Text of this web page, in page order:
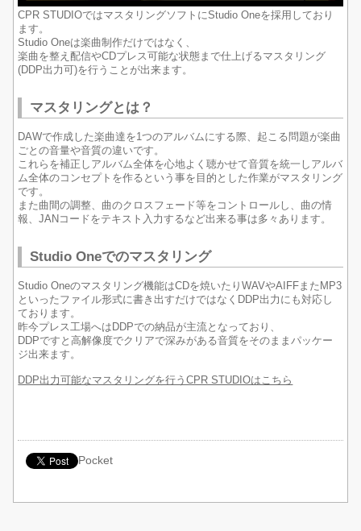
CPR STUDIOではマスタリングソフトにStudio Oneを採用しており
ます。
Studio Oneは楽曲制作だけではなく、
楽曲を整え配信やCDプレス可能な状態まで仕上げるマスタリング
(DDP出力可)を行うことが出来ます。
マスタリングとは？
DAWで作成した楽曲達を1つのアルバムにする際、起こる問題が楽曲
ごとの音量や音質の違いです。
これらを補正しアルバム全体を心地よく聴かせて音質を統一しアルバ
ム全体のコンセプトを作るという事を目的とした作業がマスタリング
です。
また曲間の調整、曲のクロスフェード等をコントロールし、曲の情
報、JANコードをテキスト入力するなど出来る事は多々あります。
Studio Oneでのマスタリング
Studio Oneのマスタリング機能はCDを焼いたりWAVやAIFFまたMP3
といったファイル形式に書き出すだけではなくDDP出力にも対応し
ております。
昨今プレス工場へはDDPでの納品が主流となっており、
DDPですと高解像度でクリアで深みがある音質をそのままパッケー
ジ出来ます。
DDP出力可能なマスタリングを行うCPR STUDIOはこちら
Pocket